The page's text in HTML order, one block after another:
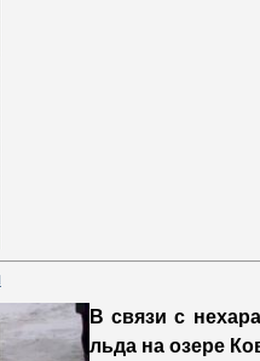
В связи с
льда на озере